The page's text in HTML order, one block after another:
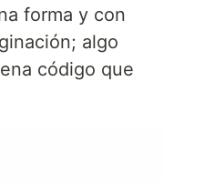
forma y con
algo
código que